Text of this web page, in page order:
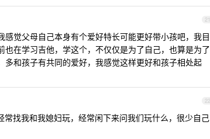
21
觉父母自己本身有个爱好特长可能更好带小孩吧，我目
在学习吉他，学这个，不仅仅是为了自己，也算是为了
和孩子有共同的爱好，我感觉这样更好和孩子相处起
22
找我和我媳妇玩，经常闲下来问我们玩什么，很少自己